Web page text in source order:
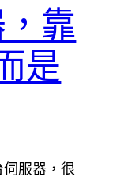
靠
是
服器，很